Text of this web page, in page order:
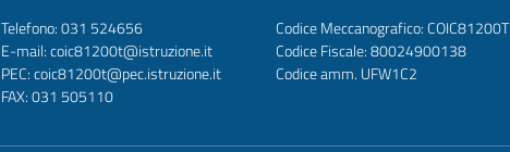
Telefono: 031 524656
E-mail: coic81200t@istruzione.it
PEC: coic81200t@pec.istruzione.it
FAX: 031 505110
Codice Meccanografico: COIC81200T
Codice Fiscale: 80024900138
Codice amm. UFW1C2